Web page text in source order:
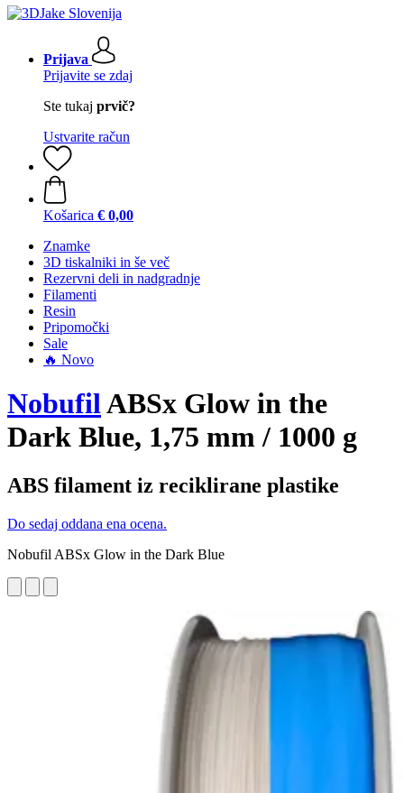
Prijava
Prijavite se zdaj
Ste tukaj prvič?
Ustvarite račun
Košarica € 0,00
Znamke
3D tiskalniki in še več
Rezervni deli in nadgradnje
Filamenti
Resin
Pripomočki
Sale
🔥 Novo
NobufilABSx Glow in the
Dark Blue, 1,75 mm / 1000 g
ABS filament iz reciklirane plastike
Do sedaj oddana ena ocena.
Nobufil ABSx Glow in the Dark Blue